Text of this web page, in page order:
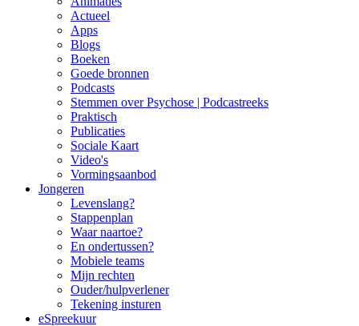
Actueel
Apps
Blogs
Boeken
Goede bronnen
Podcasts
Stemmen over Psychose | Podcastreeks
Praktisch
Publicaties
Sociale Kaart
Video's
Vormingsaanbod
Jongeren
Levenslang?
Stappenplan
Waar naartoe?
En ondertussen?
Mobiele teams
Mijn rechten
Ouder/hulpverlener
Tekening insturen
eSpreekuur